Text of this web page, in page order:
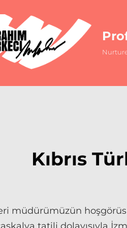
Kıbrıs
müdürümüzün